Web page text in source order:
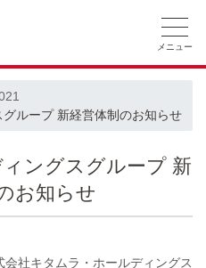
CSRの取り組み
ループ 新経営体制のお知らせ
ングスグループ 新
お知らせ
会社キタムラ・ホールディングス